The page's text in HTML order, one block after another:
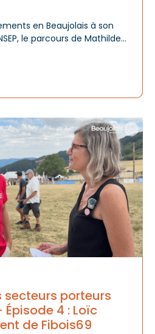
en Beaujolais à son
le parcours de Mathilde
accompagné et encouragé
porteurs
4 : Loïc
de Fibois69